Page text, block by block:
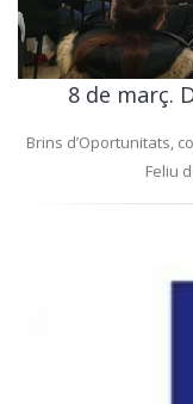
8 de març.
Brins d’Oportunitats,
Feliu